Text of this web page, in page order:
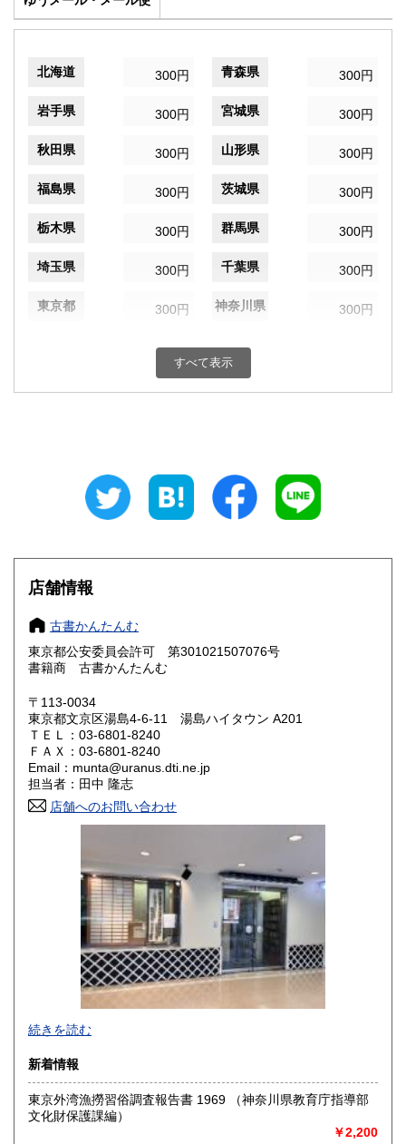
北海道 300円 青森県 300円
岩手県 300円 宮城県 300円
秋田県 300円 山形県 300円
福島県 300円 茨城県 300円
栃木県 300円 群馬県 300円
埼玉県 300円 千葉県 300円
東京都 300円 神奈川県 300円
300円 富山県
300円 三重県
大阪府
奈良県
鳥取県 300円 島根県
岡山県
山口県 300円
香川県
高知県 300円
300円 大分県
300円 鹿児島県
300円
すべて表示
店舗情報
古書かんたんむ
東京都公安委員会許可 第301021507076号
書籍商 古書かんたんむ
〒113-0034
東京都文京区湯島4-6-11 湯島ハイタウン A201
ＴＥＬ：03-6801-8240
ＦＡＸ：03-6801-8240
Email：munta@uranus.dti.ne.jp
担当者：田中 隆志
店舗へのお問い合わせ
続きを読む
新着情報
東京外湾漁撈習俗調査報告書 1969 （神奈川県教育庁指導部
文化財保護課編）
￥2,200